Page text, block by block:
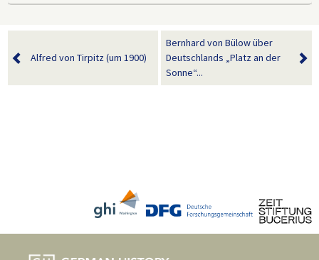
Alfred von Tirpitz (um 1900)
Bernhard von Bülow über
Deutschlands „Platz an der
Sonne“...